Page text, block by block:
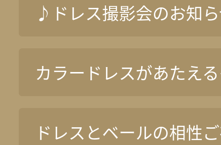
♪ドレス撮影会のお知
カラードレスがあたえ
ドレスとベールの相性